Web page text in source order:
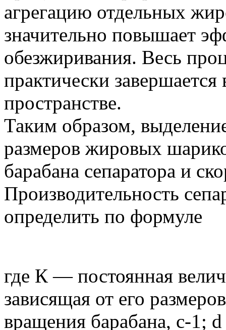
агрегацию отдельных
значительно повышает
обезжиривания. Весь
практически
пространстве.
Таким образом,
размеров жировых
барабана сепаратора и
Производительность
определить по формуле
где К — постоянная
зависящая от его
вращения барабана, с-1;